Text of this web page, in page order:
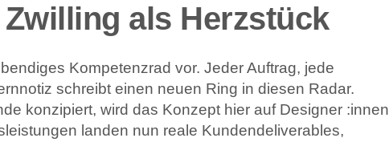
als Herzstück
Kompetenzrad vor. Jeder Auftrag, jede
schreibt einen neuen Ring in diesen Radar.
konzipiert, wird das Konzept hier auf Designer :innen
landen nun reale Kunden­deliverables,